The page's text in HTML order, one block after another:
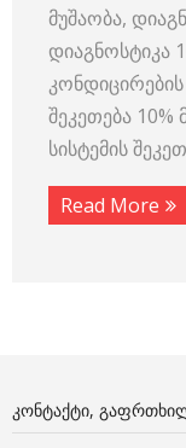
მუშაობა,
დიაგნოსტიკა
კონდიცირების
შეკეთება 10%
სისტემის
Read More
ᲙᲝᲜᲢᲐᲥᲢᲘ,